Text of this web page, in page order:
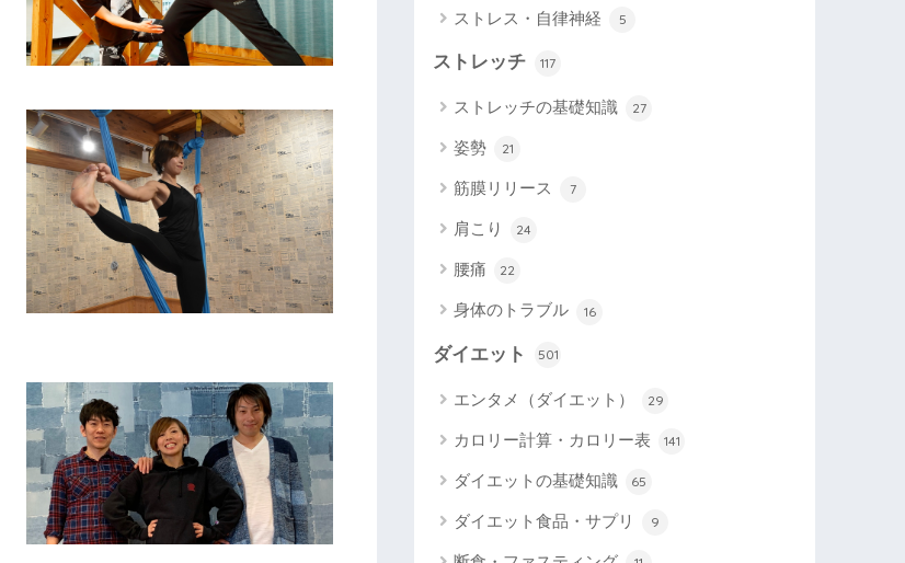
ストレス・自律神経 5
ストレッチ 117
ストレッチの基礎知識 27
姿勢 21
筋膜リリース 7
肩こり 24
腰痛 22
身体のトラブル 16
ダイエット 501
エンタメ（ダイエット） 29
カロリー計算・カロリー表 141
ダイエットの基礎知識 65
ダイエット食品・サプリ 9